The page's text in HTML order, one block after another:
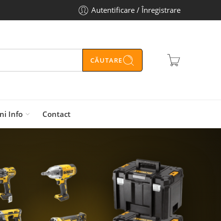
Autentificare / Înregistrare
CĂUTARE
Info Contact